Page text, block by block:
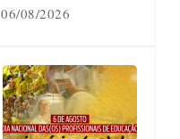
06/08/2026